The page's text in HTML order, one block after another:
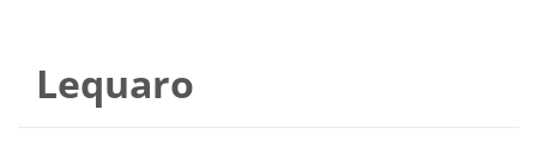
Lequaro